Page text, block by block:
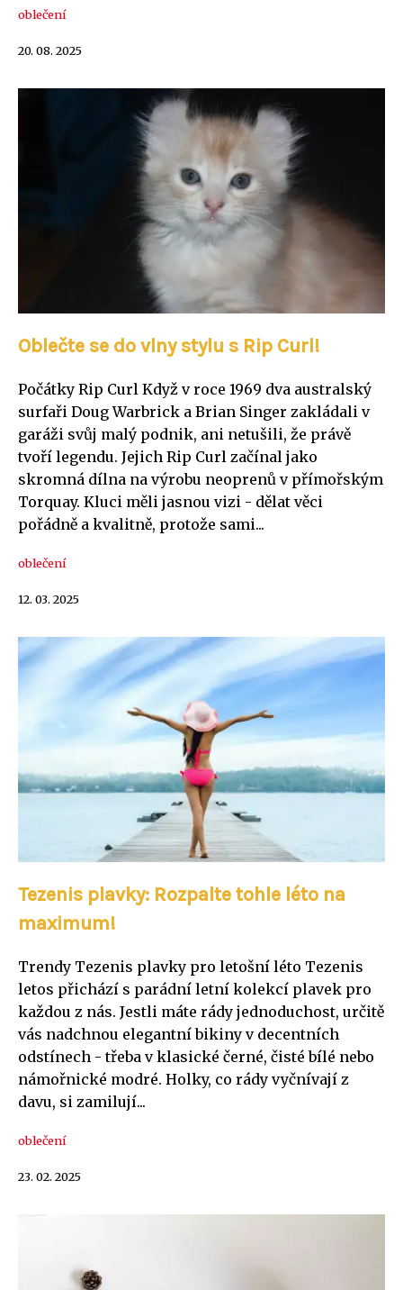
oblečení
20. 08. 2025
Oblečte se do vlny stylu s Rip Curl!
Počátky Rip Curl Když v roce 1969 dva australský
surfaři Doug Warbrick a Brian Singer zakládali v
garáži svůj malý podnik, ani netušili, že právě
tvoří legendu. Jejich Rip Curl začínal jako
skromná dílna na výrobu neoprenů v přímořským
Torquay. Kluci měli jasnou vizi - dělat věci
pořádně a kvalitně, protože sami...
oblečení
12. 03. 2025
Tezenis plavky: Rozpalte tohle léto na
maximum!
Trendy Tezenis plavky pro letošní léto Tezenis
letos přichází s parádní letní kolekcí plavek pro
každou z nás. Jestli máte rády jednoduchost, určitě
vás nadchnou elegantní bikiny v decentních
odstínech - třeba v klasické černé, čisté bílé nebo
námořnické modré. Holky, co rády vyčnívají z
davu, si zamilují...
oblečení
23. 02. 2025